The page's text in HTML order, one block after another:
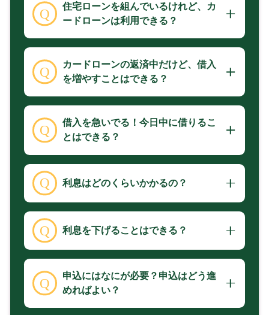
住宅ローンを組んでいるけれど、カ
ードローンは利用できる？
カードローンの返済中だけど、借入
を増やすことはできる？
借入を急いでる！今日中に借りるこ
とはできる？
利息はどのくらいかかるの？
利息を下げることはできる？
申込にはなにが必要？申込はどう進
めればよい？